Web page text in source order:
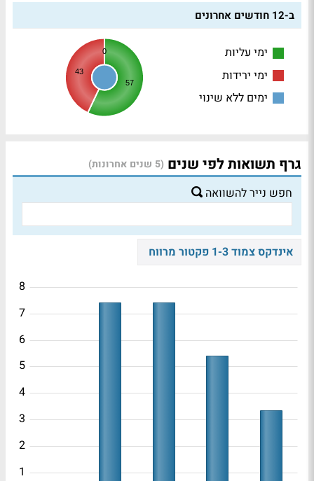
ב-12 חודשים אחרונים
ימי עליות
ימי ירידות
ימים ללא שינוי
57
43
0
גרף תשואות לפי שנים (5 שנים אחרונות)
חפש נייר להשוואה
אינדקס צמוד 1-3 פקטור מרווח
1
2
3
4
5
6
7
8